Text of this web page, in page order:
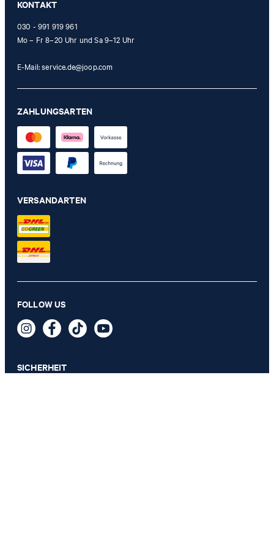
Stores eingelöst werden.
KONTAKT
030 - 991 919 961
Mo – Fr 8–20 Uhr und Sa 9–12 Uhr
E-Mail:service.de@joop.com
ZAHLUNGSARTEN
VERSANDARTEN
FOLLOW US
SICHERHEIT